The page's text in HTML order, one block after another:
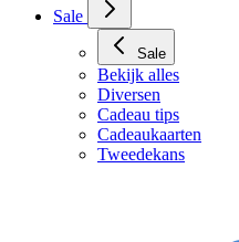
Archery Tag Verhuur
Sale
Bekijk alles
Diversen
Cadeau tips
Cadeaukaarten